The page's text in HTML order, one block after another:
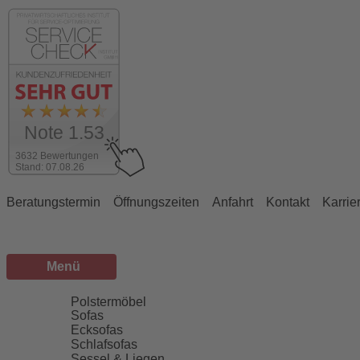
3632 Bewertungen
Stand: 07.08.26
Note 1.53
Beratungstermin Öffnungszeiten Anfahrt Kontakt
Menü
Sortiment
Polstermöbel
Sofas
Ecksofas
Schlafsofas